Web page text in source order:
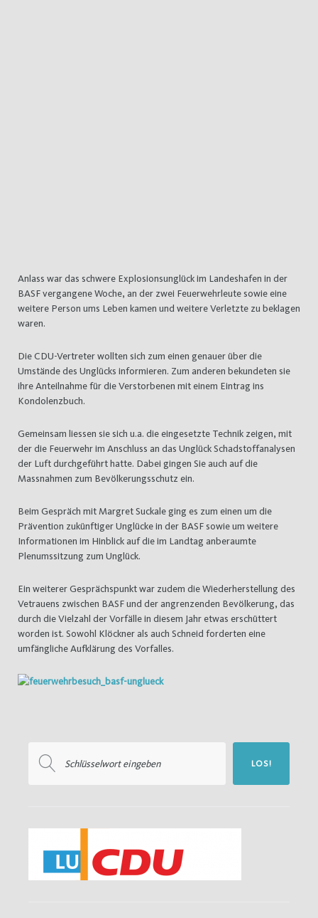
Anlass war das schwere Explosionsunglück im Landeshafen in der
BASF vergangene Woche, an der zwei Feuerwehrleute sowie eine
weitere Person ums Leben kamen und weitere Verletzte zu beklagen
waren.
Die CDU-Vertreter wollten sich zum einen genauer über die
Umstände des Unglücks informieren. Zum anderen bekundeten sie
ihre Anteilnahme für die Verstorbenen mit einem Eintrag ins
Kondolenzbuch.
Gemeinsam liessen sie sich u.a. die eingesetzte Technik zeigen, mit
der die Feuerwehr im Anschluss an das Unglück Schadstoffanalysen
der Luft durchgeführt hatte. Dabei gingen Sie auch auf die
Massnahmen zum Bevölkerungsschutz ein.
Beim Gespräch mit Margret Suckale ging es zum einen um die
Prävention zukünftiger Unglücke in der BASF sowie um weitere
Informationen im Hinblick auf die im Landtag anberaumte
Plenumssitzung zum Unglück.
Ein weiterer Gesprächspunkt war zudem die Wiederherstellung des
Vetrauens zwischen BASF und der angrenzenden Bevölkerung, das
durch die Vielzahl der Vorfälle in diesem Jahr etwas erschüttert
worden ist. Sowohl Klöckner als auch Schneid forderten eine
umfängliche Aufklärung des Vorfalles.
nach:
LOS!